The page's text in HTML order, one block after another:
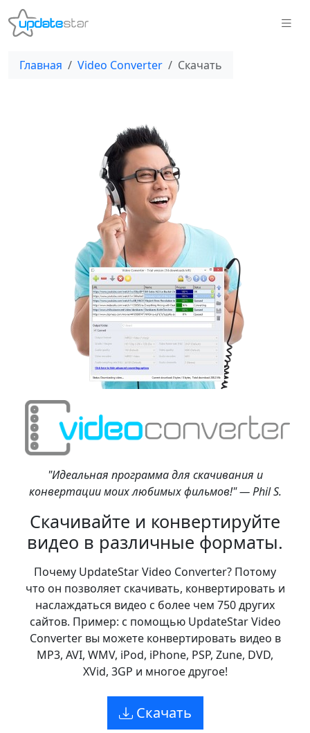
Главная Video Converter Скачать
"Идеальная программа для скачивания и
конвертации моих любимых фильмов!" — Phil S.
Скачивайте и конвертируйте
видео в различные форматы.
Почему UpdateStar Video Converter? Потому
что он позволяет скачивать, конвертировать и
наслаждаться видео с более чем 750 других
сайтов. Пример: с помощью UpdateStar Video
Converter вы можете конвертировать видео в
MP3, AVI, WMV, iPod, iPhone, PSP, Zune, DVD,
XVid, 3GP и многое другое!
Скачать